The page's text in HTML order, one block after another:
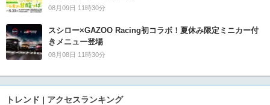
08月09日 11時30分
スシロー×GAZOO Racing初コラボ！夏休み限定ミニカー付
きメニュー登場
08月08日 11時30分
トレンド | アクセスランキング